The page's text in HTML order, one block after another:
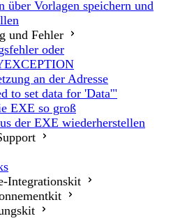
über Vorlagen speichern und
und Fehler
oder
an der Adresse
to set data for 'Data'"
EXE so groß
der EXE wiederherstellen
Integrationskit